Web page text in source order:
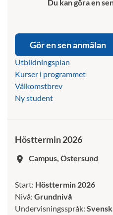
Du kan göra en
Gör en sen anmälan
Utbildningsplan
Kurser i programmet
Välkomstbrev
Ny student
Hösttermin 2026
room Campus, Östersund
Start: Hösttermin 2026
Nivå: Grundnivå
Undervisningsspråk: